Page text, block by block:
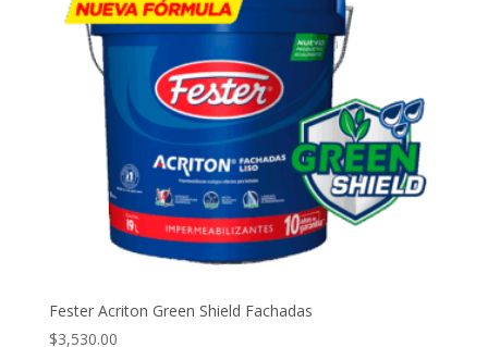
Fester Acriton Green Shield Fachadas
$3,530.00